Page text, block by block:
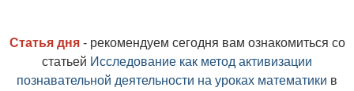
Статья дня - рекомендуем сегодня вам ознакомиться со
статьей Исследование как метод активизации
познавательной деятельности на уроках математики в